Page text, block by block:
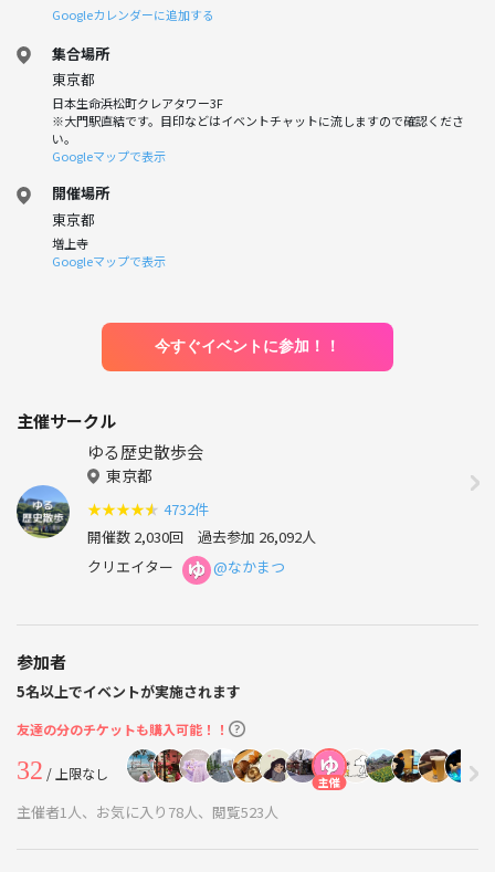
Googleカレンダーに追加する
集合場所
東京都
日本生命浜松町クレアタワー3F
※大門駅直結です。目印などはイベントチャットに流しますので確認くださ
い。
Googleマップで表示
開催場所
東京都
増上寺
Googleマップで表示
今すぐイベントに参加！！
主催サークル
ゆる歴史散歩会
東京都
★★★★★ 4732件
開催数 2,030回 過去参加 26,092人
クリエイター
@なかまつ
参加者
5名以上でイベントが実施されます
友達の分のチケットも購入可能！！
32 / 上限なし 主催
主催者1人、お気に入り78人、閲覧523人